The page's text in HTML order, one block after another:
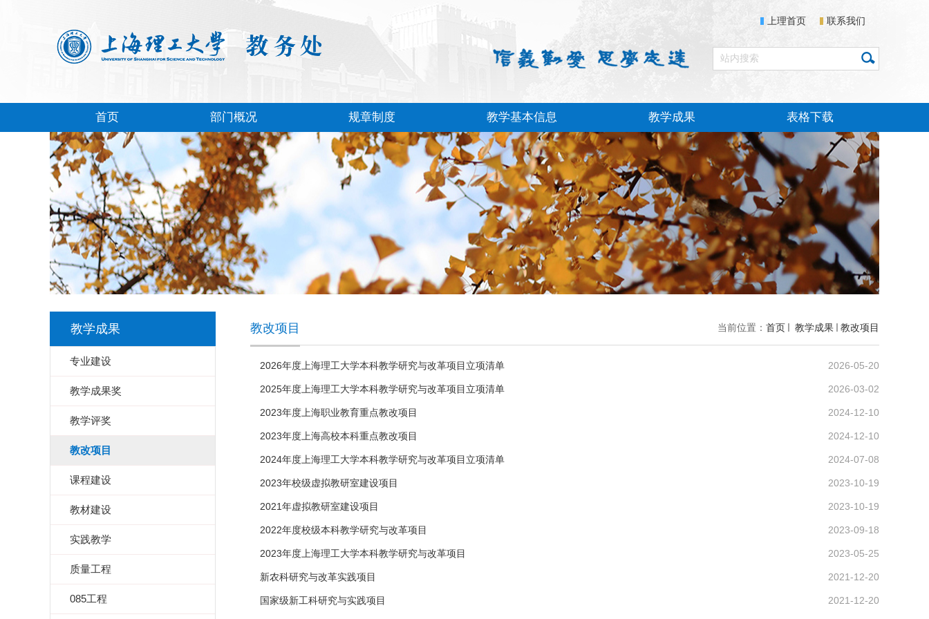
上理首页 联系我们
首页 部门概况 规章制度 教学基本信息 教学成果 表格下载
教学成果
专业建设
教学成果奖
教学评奖
教改项目
课程建设
教材建设
实践教学
质量工程
085工程
当前位置： 首页 教学成果 教改项目
教改项目
2026年度上海理工大学本科教学研究与改革项目立项清单 2026-05-20
2025年度上海理工大学本科教学研究与改革项目立项清单 2026-03-02
2023年度上海职业教育重点教改项目 2024-12-10
2023年度上海高校本科重点教改项目 2024-12-10
2024年度上海理工大学本科教学研究与改革项目立项清单 2024-07-08
2023年校级虚拟教研室建设项目 2023-10-19
2021年虚拟教研室建设项目 2023-10-19
2022年度校级本科教学研究与改革项目 2023-09-18
2023年度上海理工大学本科教学研究与改革项目 2023-05-25
新农科研究与改革实践项目 2021-12-20
国家级新工科研究与实践项目 2021-12-20